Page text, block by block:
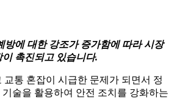
방에 대한 강조가 증가함에 따라 시장
이 촉진되고 있습니다.
교통 혼잡이 시급한 문제가 되면서 정
술을 활용하여 안전 조치를 강화하는